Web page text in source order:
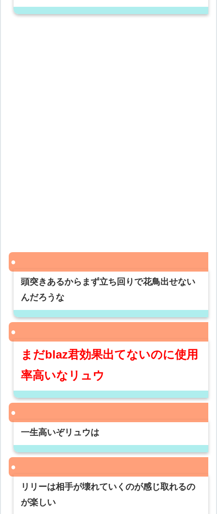
頭突きあるからまず立ち回りで花鳥出せない
んだろうな
まだblaz君効果出てないのに使用
率高いなリュウ
一生高いぞリュウは
リリーは相手が壊れていくのが感じ取れるの
が楽しい